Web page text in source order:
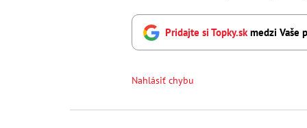
Pridajte si Topky.sk medzi Vaše
Nahlásiť chybu